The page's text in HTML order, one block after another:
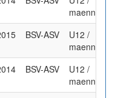
maennlich
BSV-ASV
U12 /
maennlich
BSV-ASV
U12 /
maennlich